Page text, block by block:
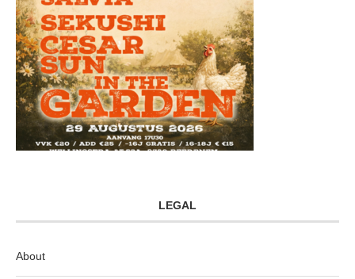
LEGAL
About